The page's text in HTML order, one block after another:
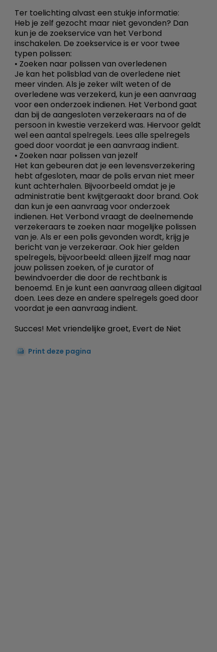
Ter toelichting alvast een stukje informatie:
Heb je zelf gezocht maar niet gevonden? Dan
kun je de zoekservice van het Verbond
inschakelen. De zoekservice is er voor twee
typen polissen:
• Zoeken naar polissen van overledenen
Je kan het polisblad van de overledene niet
meer vinden. Als je zeker wilt weten of de
overledene was verzekerd, kun je een aanvraag
voor een onderzoek indienen. Het Verbond gaat
dan bij de aangesloten verzekeraars na of de
persoon in kwestie verzekerd was. Hiervoor geldt
wel een aantal spelregels. Lees alle spelregels
goed door voordat je een aanvraag indient.
• Zoeken naar polissen van jezelf
Het kan gebeuren dat je een levensverzekering
hebt afgesloten, maar de polis ervan niet meer
kunt achterhalen. Bijvoorbeeld omdat je je
administratie bent kwijtgeraakt door brand. Ook
dan kun je een aanvraag voor onderzoek
indienen. Het Verbond vraagt de deelnemende
verzekeraars te zoeken naar mogelijke polissen
van je. Als er een polis gevonden wordt, krijg je
bericht van je verzekeraar. Ook hier gelden
spelregels, bijvoorbeeld: alleen jijzelf mag naar
jouw polissen zoeken, of je curator of
bewindvoerder die door de rechtbank is
benoemd. En je kunt een aanvraag alleen digitaal
doen. Lees deze en andere spelregels goed door
voordat je een aanvraag indient.
Succes! Met vriendelijke groet, Evert de Niet
Print deze pagina